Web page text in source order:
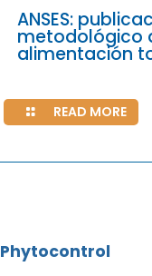
ANSES:
metodológico
alimentación
READ MORE
Phytocontrol